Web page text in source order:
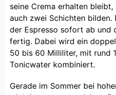
seine Crema erhalten
auch zwei Schichten
der Espresso sofort ab und
fertig. Dabei wird ein
50 bis 60 Milliliter, mit rund
Tonicwater kombiniert.
Gerade im Sommer bei